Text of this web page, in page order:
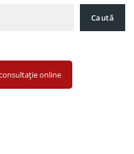
Caută
online